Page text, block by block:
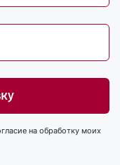
на обработку моих